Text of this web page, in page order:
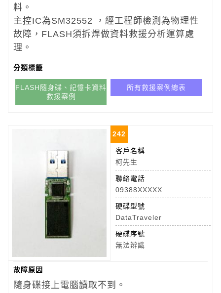
料。
主控IC為SM32552 ，經工程師檢測為物理性
故障，FLASH須拆焊做資料救援分析運算處
理。
分類標籤
FLASH隨身碟、記憶卡資料
救援案例
所有救援案例總表
242
客戶名稱
柯先生
聯絡電話
09388XXXXX
硬碟型號
DataTraveler
硬碟序號
無法辨識
故障原因
隨身碟接上電腦讀取不到。